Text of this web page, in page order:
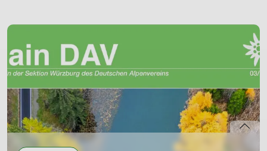
Wir wünschen Dir viel Spaß beim Lesen unseres neuen
für Dich interessant sind.
klicken um den Newsletter
anzuzeigen.
mehr erfahren